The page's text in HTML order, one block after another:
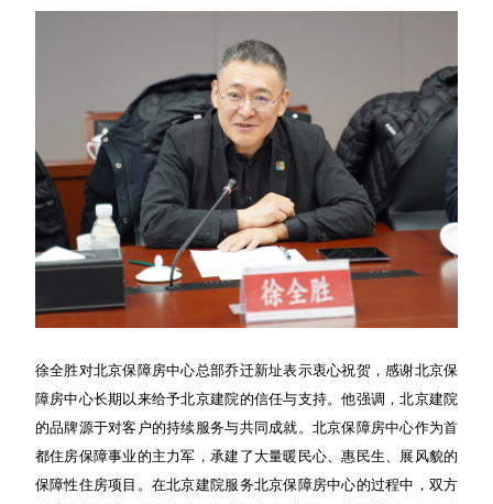
徐全胜对北京保障房中心总部乔迁新址表示衷心祝贺，感谢北京保
障房中心长期以来给予北京建院的信任与支持。他强调，北京建院
的品牌源于对客户的持续服务与共同成就。北京保障房中心作为首
都住房保障事业的主力军，承建了大量暖民心、惠民生、展风貌的
保障性住房项目。在北京建院服务北京保障房中心的过程中，双方